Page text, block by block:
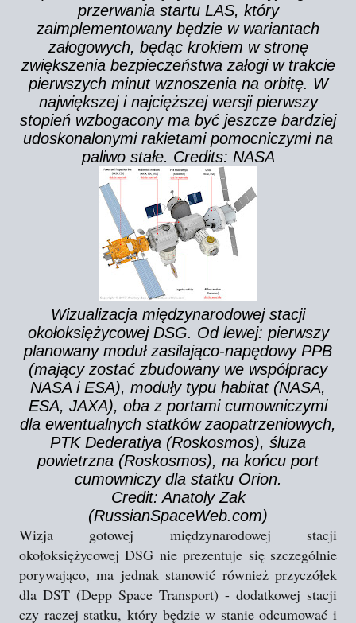
przerwania startu LAS, który
zaimplementowany będzie w wariantach
załogowych, będąc krokiem w stronę
zwiększenia bezpieczeństwa załogi w trakcie
pierwszych minut wznoszenia na orbitę. W
największej i najcięższej wersji pierwszy
stopień wzbogacony ma być jeszcze bardziej
udoskonalonymi rakietami pomocniczymi na
paliwo stałe. Credits: NASA
Wizualizacja międzynarodowej stacji
okołoksiężycowej DSG. Od lewej: pierwszy
planowany moduł zasilająco-napędowy PPB
(mający zostać zbudowany we współpracy
NASA i ESA), moduły typu habitat (NASA,
ESA, JAXA), oba z portami cumowniczymi
dla ewentualnych statków zaopatrzeniowych,
PTK Dederatiya (Roskosmos), śluza
powietrzna (Roskosmos), na końcu port
cumowniczy dla statku Orion.
Credit: Anatoly Zak
(RussianSpaceWeb.com)
Wizja gotowej międzynarodowej stacji
okołoksiężycowej DSG nie prezentuje się szczególnie
porywająco, ma jednak stanowić również przyczółek
dla DST (Depp Space Transport) - dodatkowej stacji
czy raczej statku, który będzie w stanie odcumować i